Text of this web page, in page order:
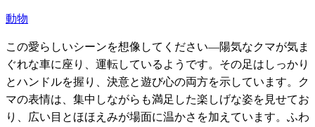
動物
この愛らしいシーンを想像してください—陽気なクマが気ま
ぐれな車に座り、運転しているようです。その足はしっかり
とハンドルを握り、決意と遊び心の両方を示しています。ク
マの表情は、集中しながらも満足した楽しげな姿を見せてお
り、広い目とほほえみが場面に温かさを加えています。ふわ